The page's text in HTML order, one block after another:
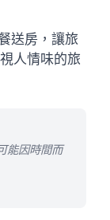
送房，讓旅
人情味的旅
能因時間而